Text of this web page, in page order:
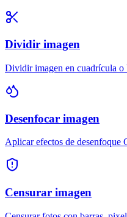
Dividir imagen
Dividir imagen en cuadrícula o
Desenfocar imagen
Aplicar efectos de desenfoque
Censurar imagen